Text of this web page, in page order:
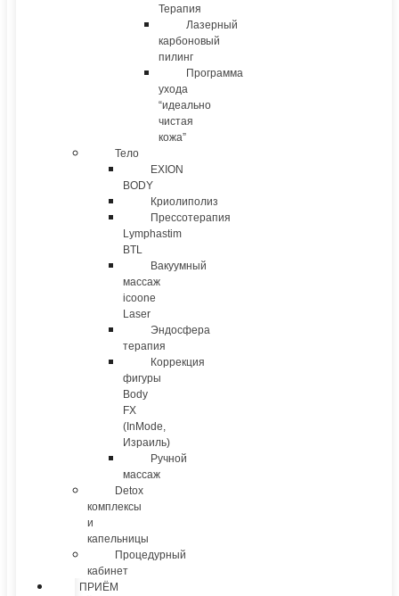
Терапия
Лазерный
карбоновый
пилинг
Программа
ухода
“идеально
чистая
кожа”
Тело
EXION
BODY
Криолиполиз
Прессотерапия
Lymphastim
BTL
Вакуумный
массаж
icoone
Laser
Эндосфера
терапия
Коррекция
фигуры
Body
FX
(InMode,
Израиль)
Ручной
массаж
Detox
комплексы
и
капельницы
Процедурный
кабинет
ПРИЁМ